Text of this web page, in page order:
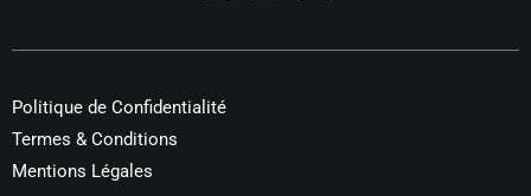
Politique de Confidentialité
Termes & Conditions
Mentions Légales